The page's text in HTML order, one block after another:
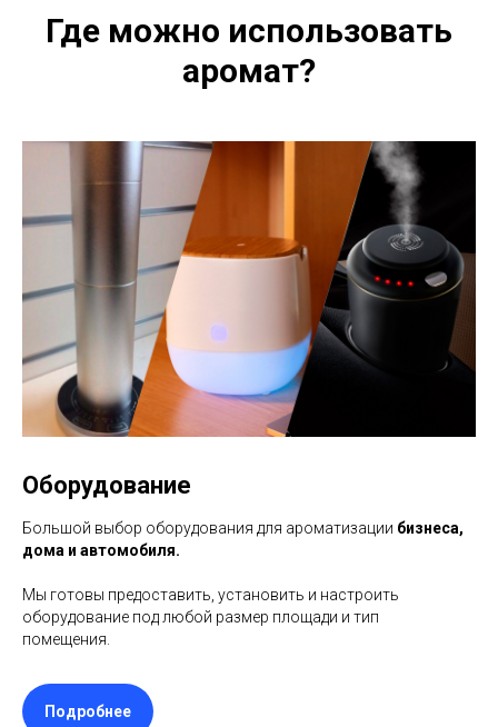
Где можно использовать
аромат?
Оборудование
Большой выбор оборудования для ароматизации бизнеса,
дома и автомобиля.
Мы готовы предоставить, установить и настроить
оборудование под любой размер площади и тип
помещения.
Подробнее